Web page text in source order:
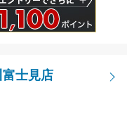
士見店